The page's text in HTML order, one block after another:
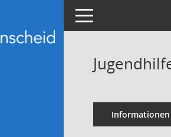
Toggle navigation
Informationen